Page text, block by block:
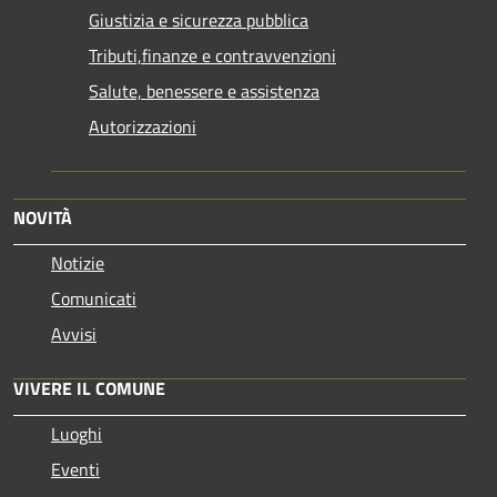
Giustizia e sicurezza pubblica
Tributi,finanze e contravvenzioni
Salute, benessere e assistenza
Autorizzazioni
NOVITÀ
Notizie
Comunicati
Avvisi
VIVERE IL COMUNE
Luoghi
Eventi